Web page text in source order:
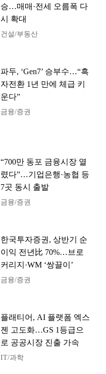
승…매매·전세 오름폭 다
시 확대
건설/부동산
파두, ‘Gen7’ 승부수…“흑
자전환 1년 만에 체급 키
운다”
금융/증권
“700만 동포 금융시장 열
렸다”…기업은행·농협 등
7곳 동시 출발
금융/증권
한국투자증권, 상반기 순
이익 전년比 70%…브로
커리지·WM ‘쌍끌이’
금융/증권
플래티어, AI 플랫폼 엑스
젠 고도화…GS 1등급으
로 공공시장 진출 가속
IT/과학